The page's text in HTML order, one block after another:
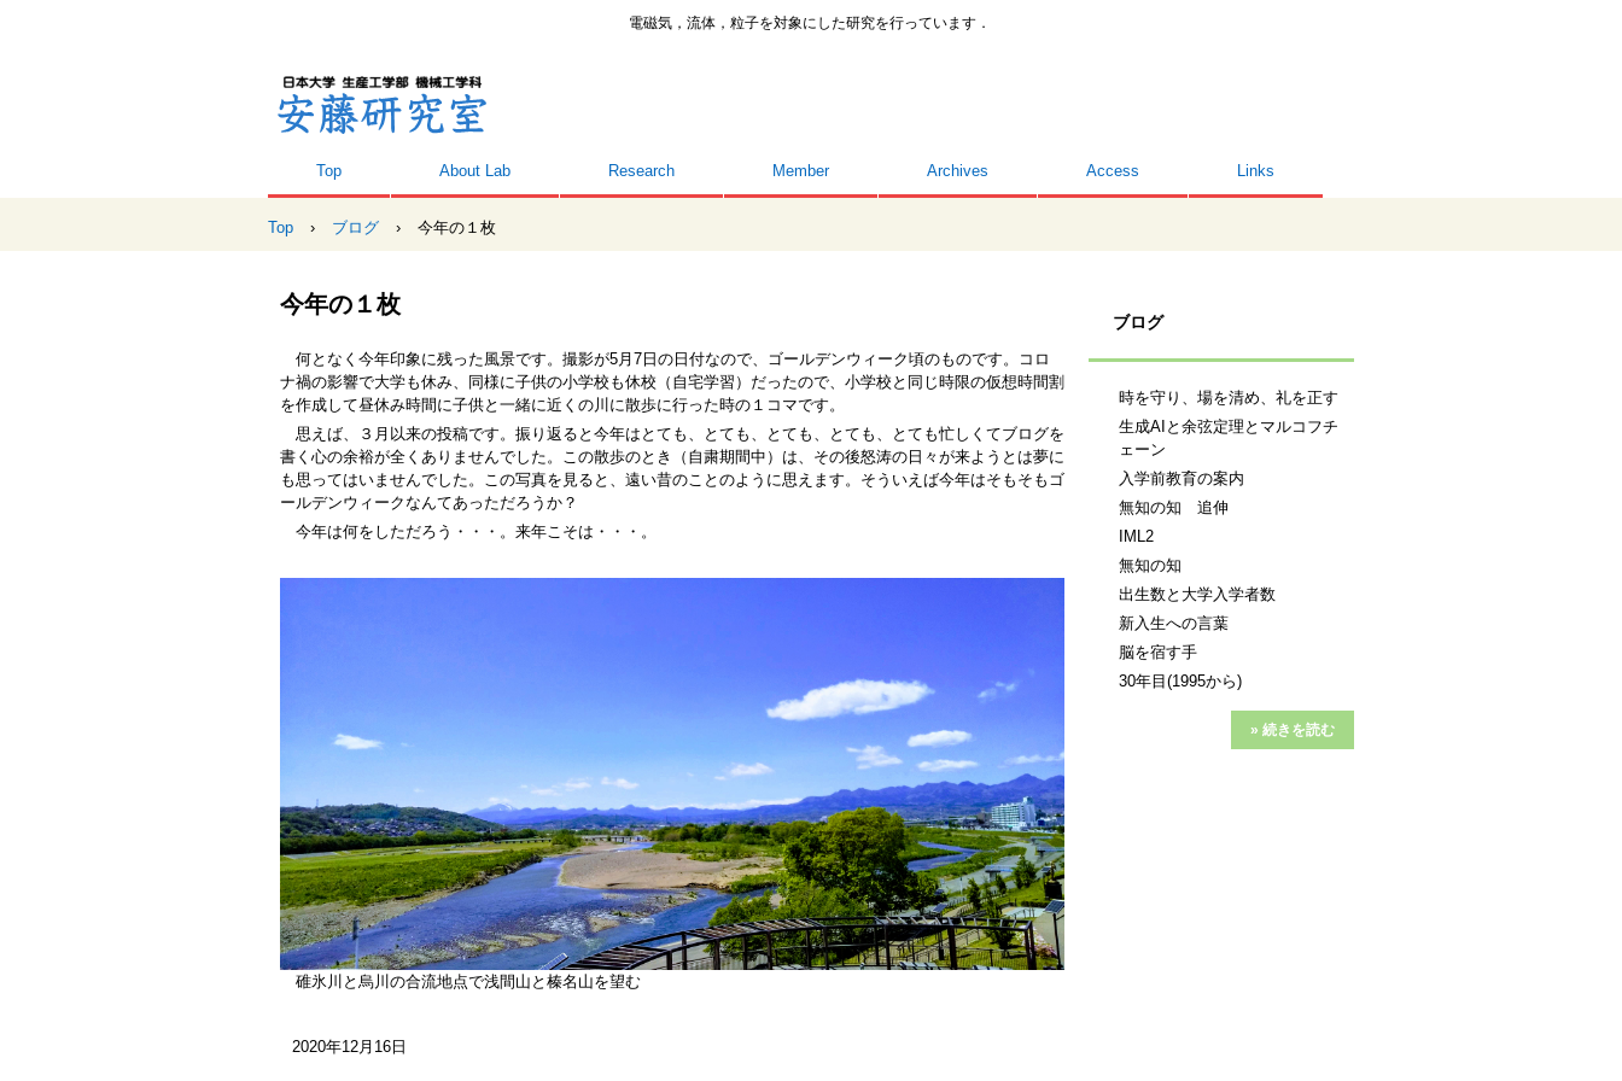
電磁気，流体，粒子を対象にした研究を行っています．
Top About Lab Research Member Archives Access Links
Top › ブログ › 今年の１枚
今年の１枚
何となく今年印象に残った風景です。撮影が5月7日の日付なので、ゴールデンウィーク頃のものです。コロ
ナ禍の影響で大学も休み、同様に子供の小学校も休校（自宅学習）だったので、小学校と同じ時限の仮想時間割
を作成して昼休み時間に子供と一緒に近くの川に散歩に行った時の１コマです。
思えば、３月以来の投稿です。振り返ると今年はとても、とても、とても、とても、とても忙しくてブログを
書く心の余裕が全くありませんでした。この散歩のとき（自粛期間中）は、その後怒涛の日々が来ようとは夢に
も思ってはいませんでした。この写真を見ると、遠い昔のことのように思えます。そういえば今年はそもそもゴ
ールデンウィークなんてあっただろうか？
今年は何をしただろう・・・。来年こそは・・・。
碓氷川と烏川の合流地点で浅間山と榛名山を望む
2020年12月16日
ブログ
時を守り、場を清め、礼を正す
生成AIと余弦定理とマルコフチ
ェーン
入学前教育の案内
無知の知 追伸
IML2
無知の知
出生数と大学入学者数
新入生への言葉
脳を宿す手
30年目(1995から)
» 続きを読む